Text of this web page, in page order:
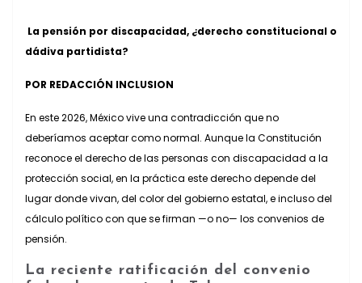
La pensión por discapacidad, ¿derecho constitucional o
dádiva partidista?
POR REDACCIÓN INCLUSION
En este 2026, México vive una contradicción que no
deberíamos aceptar como normal. Aunque la Constitución
reconoce el derecho de las personas con discapacidad a la
protección social, en la práctica este derecho depende del
lugar donde vivan, del color del gobierno estatal, e incluso del
cálculo político con que se firman —o no— los convenios de
pensión.
La reciente ratificación del convenio